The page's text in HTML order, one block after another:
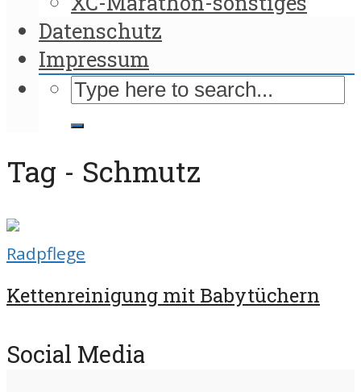
Datenschutz
Impressum
Tag - Schmutz
Radpflege
Kettenreinigung mit Babytüchern
Social Media